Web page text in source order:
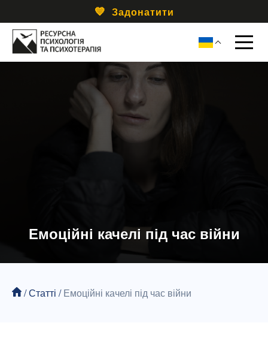
Задонатити
Емоційні качелі під час війни
/Статті /Емоційні качелі під час війни